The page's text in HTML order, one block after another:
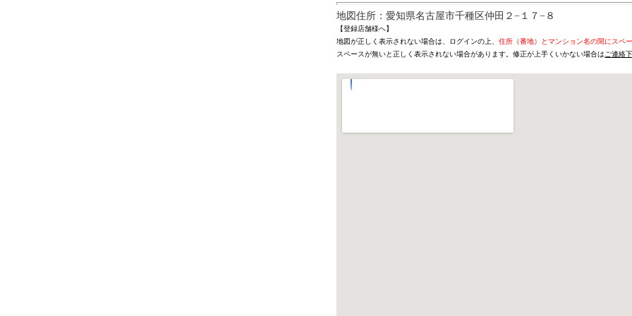
地図住所：愛知県名古屋市千種区仲田２−１７−８
【登録店舗様へ】
地図が正しく表示されない場合は、ログインの上、 住所（番地）とマンション名の間にスペ
スペースが無いと正しく表示されない場合があります。修正が上手くいかない場合は ご連絡